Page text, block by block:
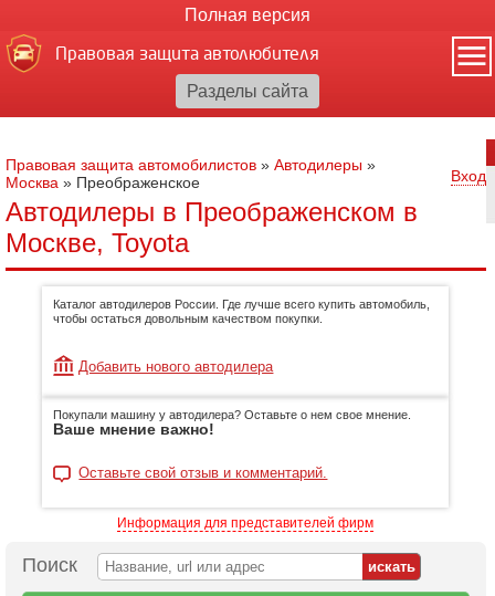
Полная версия
Правовая защита автолюбителя
Правовая защита автомобилистов » Автодилеры »
Москва » Преображенское Вход
Автодилеры в Преображенском в
Москве, Toyota
Каталог автодилеров России. Где лучше всего купить автомобиль,
чтобы остаться довольным качеством покупки.
Добавить нового автодилера
Покупали машину у автодилера? Оставьте о нем свое мнение.
Ваше мнение важно!
Оставьте свой отзыв и комментарий.
Информация для представителей фирм
Поиск